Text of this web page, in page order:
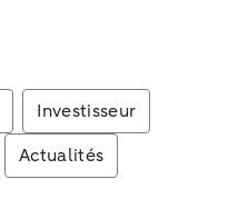
Investisseur
Actualités